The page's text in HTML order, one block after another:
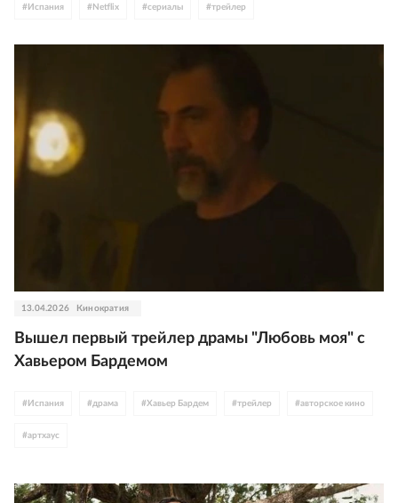
# Испания # Netflix #сериалы #трейлер
13.04.2026 Кинократия
Вышел первый трейлер драмы "Любовь моя" с
Хавьером Бардемом
# Испания # драма #Хавьер Бардем #трейлер #авторское кино
#артхаус